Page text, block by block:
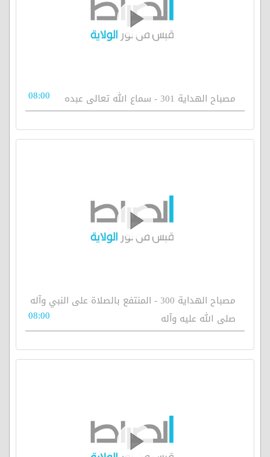
مصباح الهداية 301 - سماع الله تعالى عبده 08:00
مصباح الهداية 300 - المنتفع بالصلاة على النبي وآله
صلى الله عليه وآله
08:00